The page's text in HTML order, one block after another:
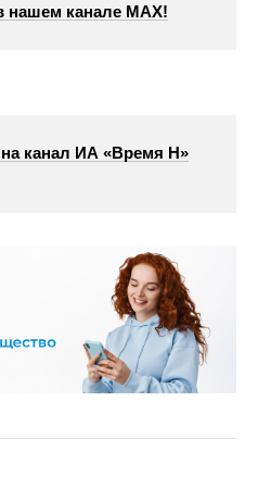
нашем канале МАХ!
канал ИА «Время Н»